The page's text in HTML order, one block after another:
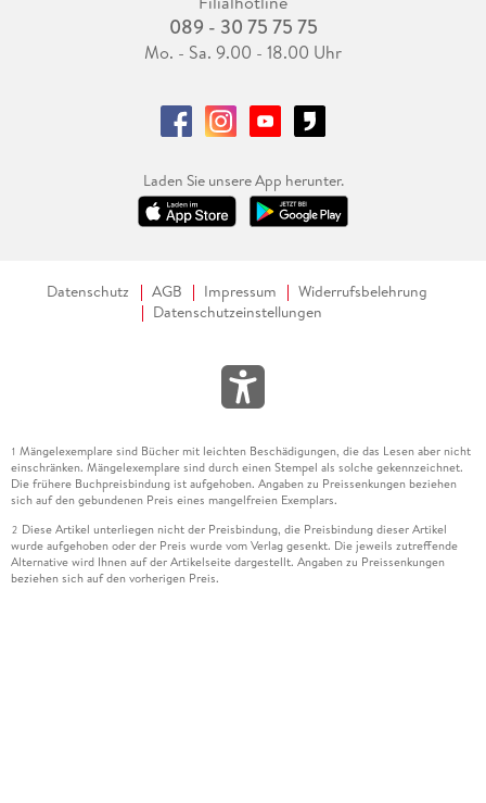
089 - 30 75 75 75
Mo. - Sa. 9.00 - 18.00 Uhr
Laden Sie unsere App herunter.
Datenschutz AGB Impressum
Widerrufsbelehrung
Datenschutzeinstellungen
1 Mängelexemplare sind Bücher mit leichten Beschädigungen, die das Lesen aber nicht
einschränken. Mängelexemplare sind durch einen Stempel als solche gekennzeichnet.
Die frühere Buchpreisbindung ist aufgehoben. Angaben zu Preissenkungen beziehen
sich auf den gebundenen Preis eines mangelfreien Exemplars.
2 Diese Artikel unterliegen nicht der Preisbindung, die Preisbindung dieser Artikel
wurde aufgehoben oder der Preis wurde vom Verlag gesenkt. Die jeweils zutreffende
Alternative wird Ihnen auf der Artikelseite dargestellt. Angaben zu Preissenkungen
beziehen sich auf den vorherigen Preis.